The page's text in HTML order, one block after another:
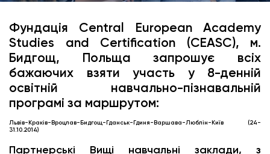
Фундація Central European Academy
Studies and Certification (CEASC), м.
Бидгощ, Польща запрошує всіх
бажаючих взяти участь у 8-денній
освітній навчально-пізнавальній
програмі за маршрутом:
Львів-Краків-Вроцлав-Бидгощ-Гданськ-Гдиня-Варшава-Люблін-Київ (24-
31.10.2014)
Партнерські Вищі навчальні заклади, з